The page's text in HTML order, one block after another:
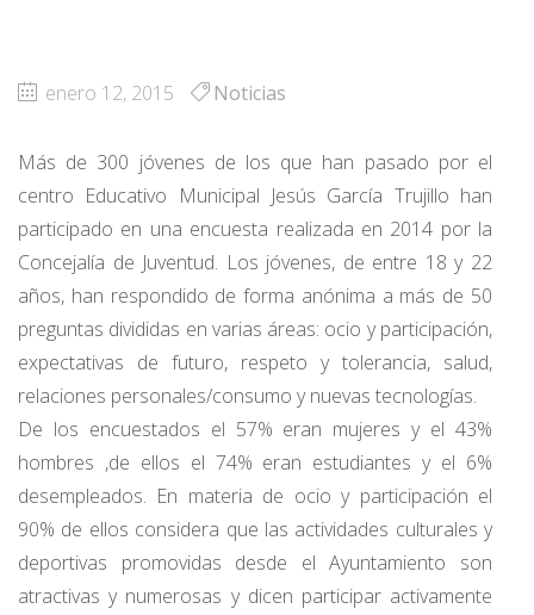
enero 12, 2015 Noticias
Más de 300 jóvenes de los que han pasado por el
centro Educativo Municipal Jesús García Trujillo han
participado en una encuesta realizada en 2014 por la
Concejalía de Juventud. Los jóvenes, de entre 18 y 22
años, han respondido de forma anónima a más de 50
preguntas divididas en varias áreas: ocio y participación,
expectativas de futuro, respeto y tolerancia, salud,
relaciones personales/consumo y nuevas tecnologías.
De los encuestados el 57% eran mujeres y el 43%
hombres ,de ellos el 74% eran estudiantes y el 6%
desempleados. En materia de ocio y participación el
90% de ellos considera que las actividades culturales y
deportivas promovidas desde el Ayuntamiento son
atractivas y numerosas y dicen participar activamente